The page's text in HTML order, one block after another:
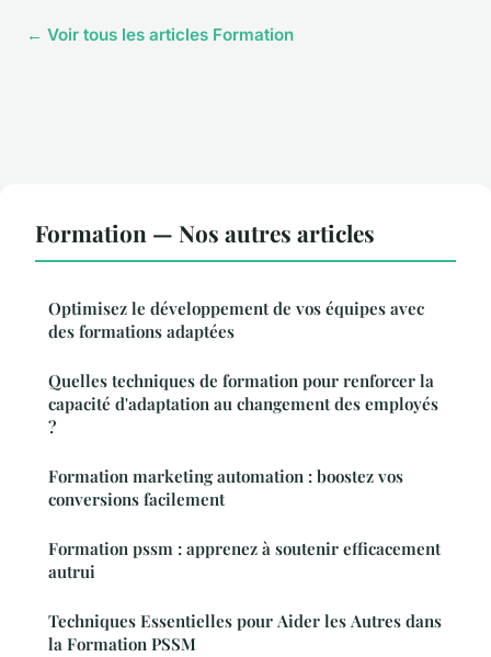
← Voir tous les articles Formation
Formation — Nos autres articles
Optimisez le développement de vos équipes avec
des formations adaptées
Quelles techniques de formation pour renforcer la
capacité d'adaptation au changement des employés
?
Formation marketing automation : boostez vos
conversions facilement
Formation pssm : apprenez à soutenir efficacement
autrui
Techniques Essentielles pour Aider les Autres dans
la Formation PSSM